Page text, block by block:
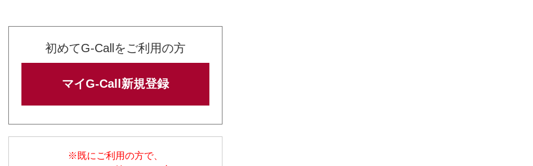
初めてG-Callをご利用の方
マイG-Call新規登録
※既にご利用の方で、